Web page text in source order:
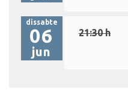
dissabte
06
jun
21:30 h